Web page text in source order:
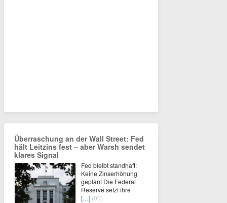
Überraschung an der Wall Street: Fed
hält Leitzins fest – aber Warsh sendet
klares Signal
Fed bleibt standhaft:
Keine Zinserhöhung
geplant Die Federal
Reserve setzt ihre
[…] (00)